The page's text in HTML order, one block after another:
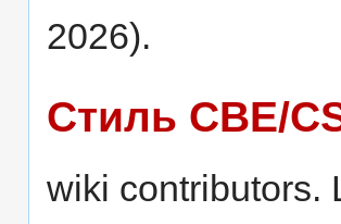
2026).
Стиль CBE/
wiki contributors.